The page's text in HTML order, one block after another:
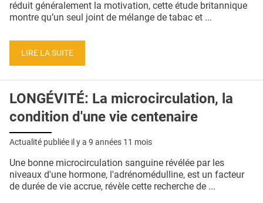
QUI SOMMES-NOUS ?
CONDITIONS GÉNÉRALES
CRÉDITS
réduit généralement la motivation, cette étude britannique
montre qu’un seul joint de mélange de tabac et ...
LIRE LA SUITE
LONGÉVITÉ: La microcirculation, la
condition d'une vie centenaire
Actualité publiée il y a 9 années 11 mois
Une bonne microcirculation sanguine révélée par les
niveaux d'une hormone, l'adrénomédulline, est un facteur
de durée de vie accrue, révèle cette recherche de ...